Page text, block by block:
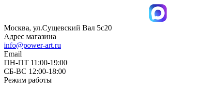
Москва, ул.Сущевский Вал 5с20
Адрес магазина
info@power-art.ru
Email
ПН-ПТ 11:00-19:00
СБ-ВС 12:00-18:00
Режим работы